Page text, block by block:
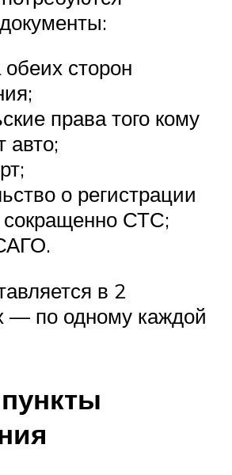
обеих сторон
права того кому
авто;
о регистрации
сокращенно СТС;
в 2
— по одному каждой